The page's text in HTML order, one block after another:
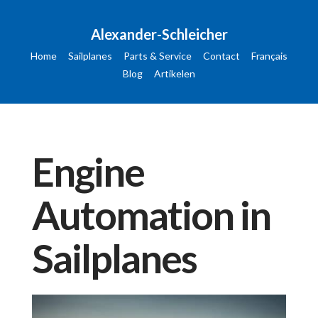
Alexander-Schleicher
Home Sailplanes Parts & Service Contact
Français
Blog
Artikelen
Engine
Automation in
Sailplanes